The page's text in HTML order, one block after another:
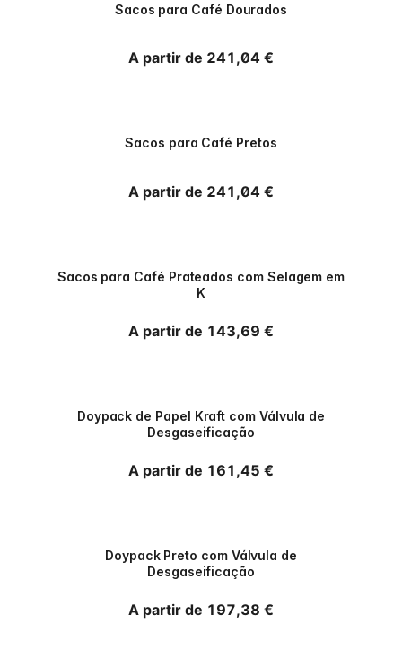
Sacos para Café Dourados
Preço normal
A partir de 241,04 €
Sacos para Café Pretos
Preço normal
A partir de 241,04 €
Sacos para Café Prateados com Selagem em
K
Preço normal
A partir de 143,69 €
Doypack de Papel Kraft com Válvula de
Desgaseificação
Preço normal
A partir de 161,45 €
Doypack Preto com Válvula de
Desgaseificação
Preço normal
A partir de 197,38 €